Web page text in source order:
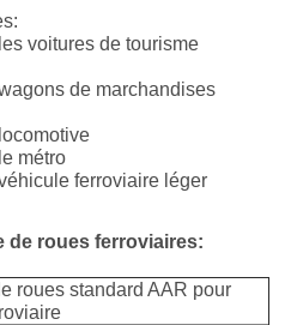
voitures de tourisme
de marchandises
métro
ferroviaire léger
de roues ferroviaires:
roues standard AAR pour